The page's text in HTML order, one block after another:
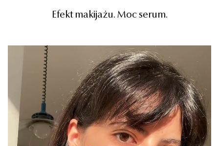
Efekt makijażu. Moc serum.